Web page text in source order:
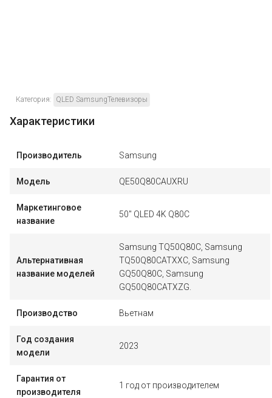
Категория: QLED SamsungТелевизоры
Характеристики
Производитель Samsung
Модель QE50Q80CAUXRU
Маркетинговое
название
50'' QLED 4K Q80C
Альтернативная
название моделей
Samsung TQ50Q80C, Samsung
TQ50Q80CATXXC, Samsung
GQ50Q80C, Samsung
GQ50Q80CATXZG.
Производство Вьетнам
Год создания
модели
2023
Гарантия от
производителя
1 год от производителем